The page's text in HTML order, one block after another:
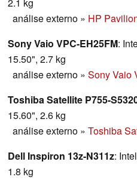
2.1 kg
análise externo » HP
Sony Vaio VPC-EH25FM:
15.50", 2.7 kg
análise externo » Sony Vaio
Toshiba Satellite P755-
15.60", 2.6 kg
análise externo » Toshiba
Dell Inspiron 13z-N311z:
1.8 kg